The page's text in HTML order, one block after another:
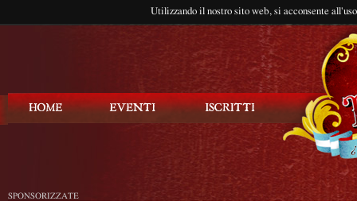
Utilizzando il nostro sito web, si acconsente
SPONSORIZZATE